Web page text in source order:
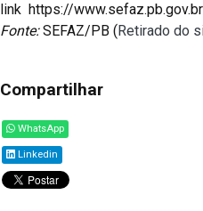
link https://
Fonte:SEFAZ/PB ( Retirado do
Compartilhar
WhatsApp
Linkedin